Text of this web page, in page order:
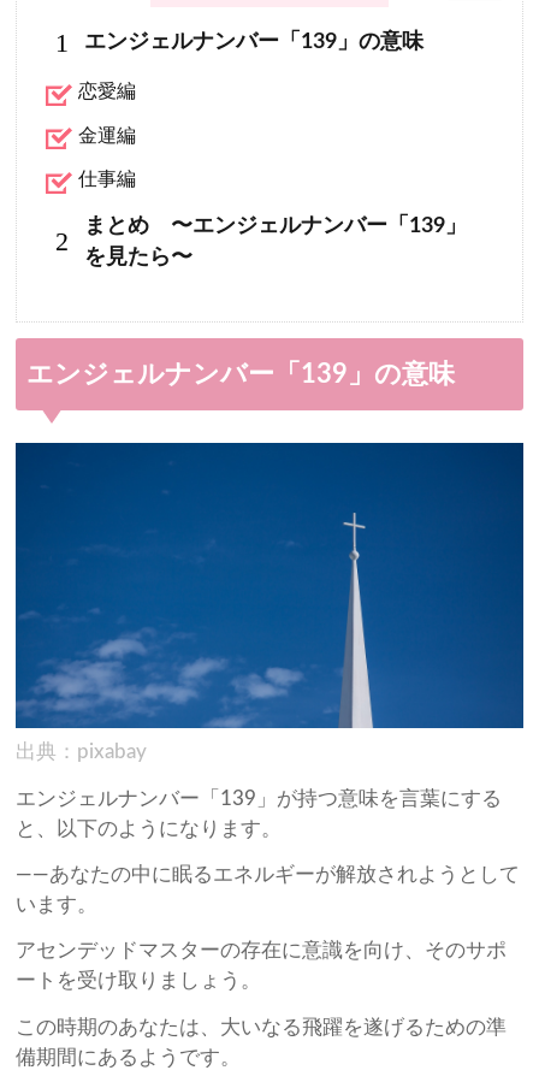
1 エンジェルナンバー「139」の意味
恋愛編
金運編
仕事編
2
まとめ 〜エンジェルナンバー「139」
を見たら〜
エンジェルナンバー「139」の意味
出典：pixabay
エンジェルナンバー「139」が持つ意味を言葉にする
と、以下のようになります。
——あなたの中に眠るエネルギーが解放されようとして
います。
アセンデッドマスターの存在に意識を向け、そのサポ
ートを受け取りましょう。
この時期のあなたは、大いなる飛躍を遂げるための準
備期間にあるようです。